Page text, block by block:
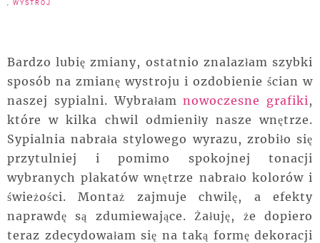
WYSTRÓJ
Bardzo lubię zmiany, ostatnio znalazłam szybki
sposób na zmianę wystroju i ozdobienie ścian w
naszej sypialni. Wybrałamnowoczesne grafiki ,
które w kilka chwil odmieniły nasze wnętrze.
Sypialnia nabrała stylowego wyrazu, zrobiło się
przytulniej i pomimo spokojnej tonacji
wybranych plakatów wnętrze nabrało kolorów i
świeżości. Montaż zajmuje chwilę, a efekty
naprawdę są zdumiewające. Żałuję, że dopiero
teraz zdecydowałam się na taką formę dekoracji